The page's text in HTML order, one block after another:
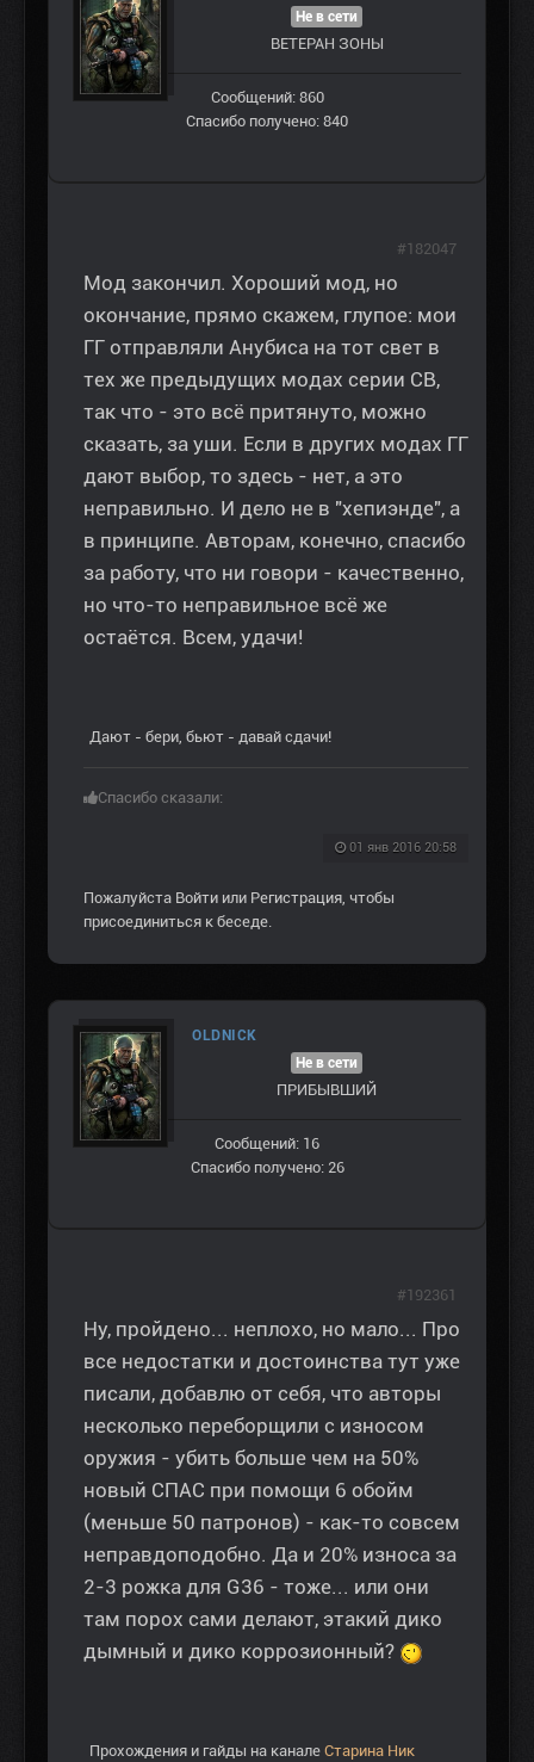
Не в сети
ВЕТЕРАН ЗOНЫ
Сообщений: 860
Спасибо получено: 840
Мод закончил. Хороший мод, но
окончание, прямо скажем, глупое: мои
ГГ отправляли Анубиса на тот свет в
тех же предыдущих модах серии СВ,
так что - это всё притянуто, можно
сказать, за уши. Если в других модах ГГ
дают выбор, то здесь - нет, а это
неправильно. И дело не в "хепиэнде", а
в принципе. Авторам, конечно, спасибо
за работу, что ни говори - качественно,
но что-то неправильное всё же
остаётся. Всем, удачи!
Дают - бери, бьют - давай сдачи!
Спасибо сказали:
01 янв 2016 20:58
#182047
Пожалуйста Войти или Регистрация, чтобы
присоединиться к беседе.
OLDNICK
Не в сети
ПРИБЫВШИЙ
Сообщений: 16
Спасибо получено: 26
Ну, пройдено... неплохо, но мало... Про
все недостатки и достоинства тут уже
писали, добавлю от себя, что авторы
несколько переборщили с износом
оружия - убить больше чем на 50%
новый СПАС при помощи 6 обойм
(меньше 50 патронов) - как-то совсем
неправдоподобно. Да и 20% износа за
2-3 рожка для G36 - тоже... или они
там порох сами делают, этакий дико
дымный и дико коррозионный?
Прохождения и гайды на канале Старина Ник
#192361